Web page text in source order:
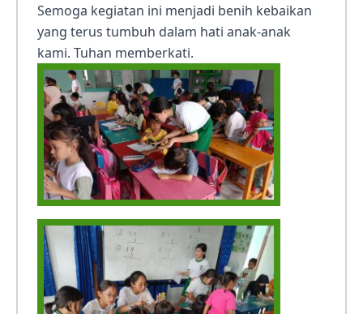
Semoga kegiatan ini menjadi benih kebaikan
yang terus tumbuh dalam hati anak-anak
kami. Tuhan memberkati.